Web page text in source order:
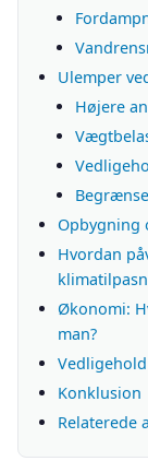
Ulemper
Højere
Opbygning
Hvordan
Økonomi:
man?
Konklusion
Relaterede